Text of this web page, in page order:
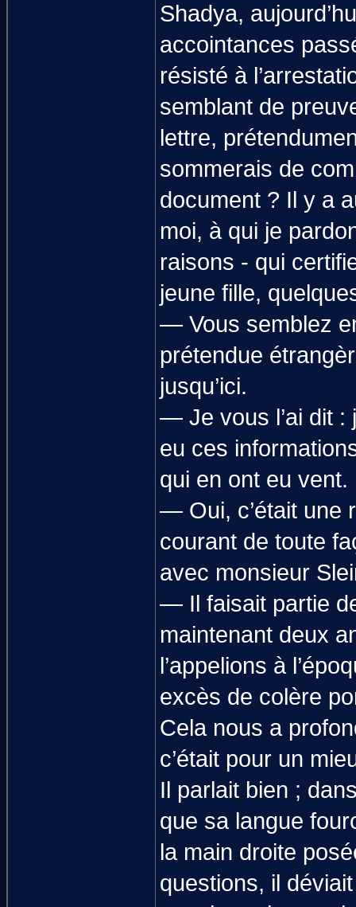
Shadya,
accointances
résisté à
semblant de
lettre,
sommerais de
document ? Il y a
moi, à qui je
raisons - qui
jeune fille,
— Vous semblez
prétendue
jusqu’ici.
— Je vous l’ai dit :
eu ces
qui en ont eu vent.
— Oui, c’était une
courant de toute
avec monsieur
— Il faisait partie
maintenant deux
l’appelions à
excès de colère
Cela nous a
c’était pour un
Il parlait bien ;
que sa langue
la main droite
questions, il